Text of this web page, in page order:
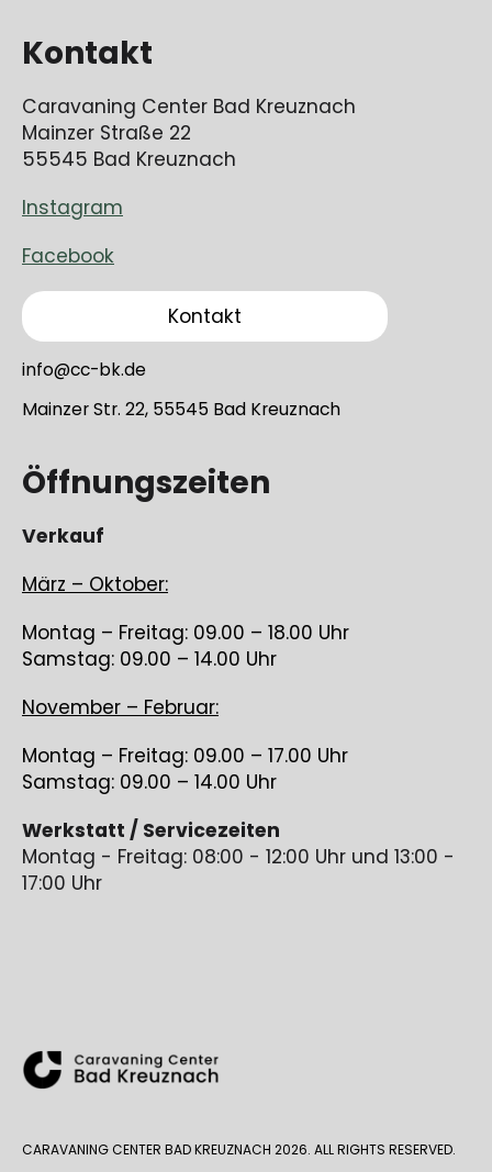
Kontakt
Caravaning Center Bad Kreuznach
Mainzer Straße 22
55545 Bad Kreuznach
Instagram
Facebook
Kontakt
info@cc-bk.de
Mainzer Str. 22, 55545 Bad Kreuznach
Öffnungszeiten
Verkauf
März – Oktober:
Montag – Freitag: 09.00 – 18.00 Uhr
Samstag: 09.00 – 14.00 Uhr
November – Februar:
Montag – Freitag: 09.00 – 17.00 Uhr
Samstag: 09.00 – 14.00 Uhr
Werkstatt / Servicezeiten
Montag - Freitag: 08:00 - 12:00 Uhr und 13:00 -
17:00 Uhr
CARAVANING CENTER BAD KREUZNACH 2026. ALL RIGHTS RESERVED.